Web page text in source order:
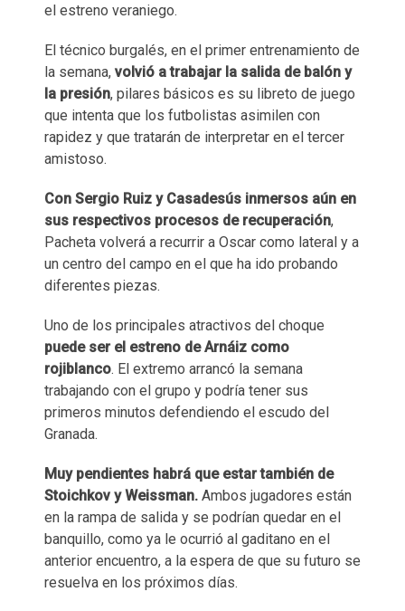
el estreno veraniego.
El técnico burgalés, en el primer entrenamiento de
la semana, volvió a trabajar la salida de balón y
la presión, pilares básicos es su libreto de juego
que intenta que los futbolistas asimilen con
rapidez y que tratarán de interpretar en el tercer
amistoso.
Con Sergio Ruiz y Casadesús inmersos aún en
sus respectivos procesos de recuperación,
Pacheta volverá a recurrir a Oscar como lateral y a
un centro del campo en el que ha ido probando
diferentes piezas.
Uno de los principales atractivos del choque
puede ser el estreno de Arnáiz como
rojiblanco. El extremo arrancó la semana
trabajando con el grupo y podría tener sus
primeros minutos defendiendo el escudo del
Granada.
Muy pendientes habrá que estar también de
Stoichkov y Weissman. Ambos jugadores están
en la rampa de salida y se podrían quedar en el
banquillo, como ya le ocurrió al gaditano en el
anterior encuentro, a la espera de que su futuro se
resuelva en los próximos días.